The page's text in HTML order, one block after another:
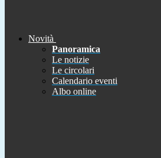
Novità
Panoramica
Le notizie
Le circolari
Calendario eventi
Albo online